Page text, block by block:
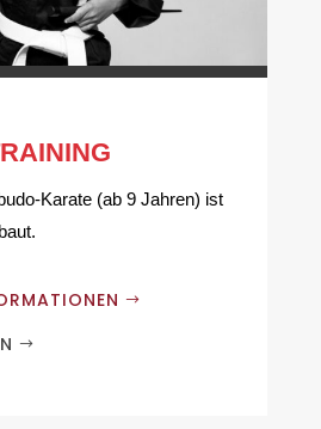
Karate (ab 9 Jahren) ist